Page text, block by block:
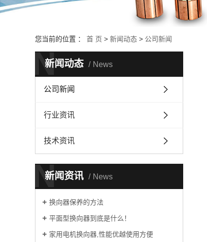
智能机器人电机换向器
您当前的位置 ： 首 页 > 新闻动态 > 公司新闻
新闻动态 News
N
公司新闻
行业资讯
技术资讯
新闻资讯 News
N
换向器保养的方法
平面型换向器到底是什么！
家用电机换向器,性能优越使用方便